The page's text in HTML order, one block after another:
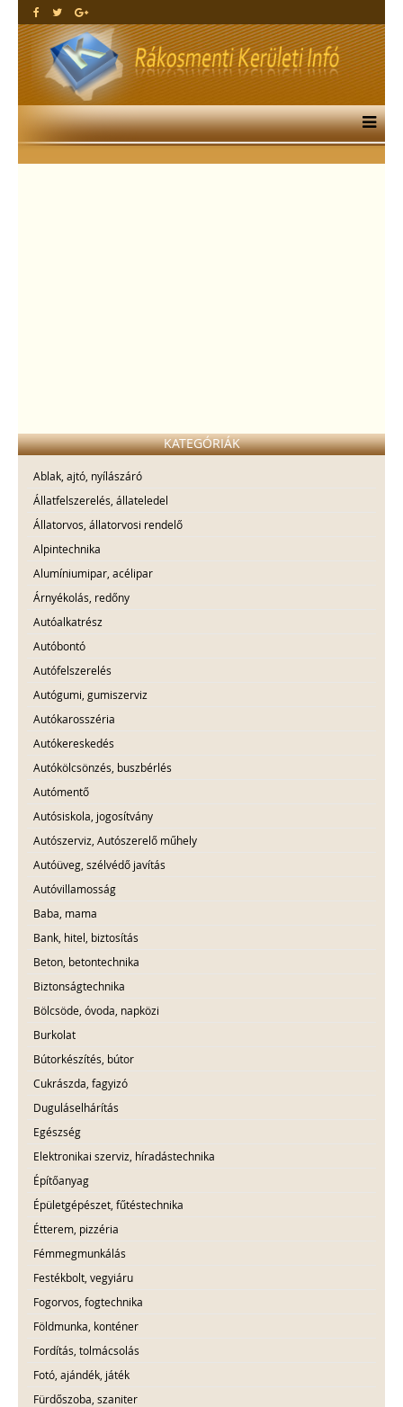
KATEGÓRIÁK
Ablak, ajtó, nyílászáró
Állatfelszerelés, állateledel
Állatorvos, állatorvosi rendelő
Alpintechnika
Alumíniumipar, acélipar
Árnyékolás, redőny
Autóalkatrész
Autóbontó
Autófelszerelés
Autógumi, gumiszerviz
Autókarosszéria
Autókereskedés
Autókölcsönzés, buszbérlés
Autómentő
Autósiskola, jogosítvány
Autószerviz, Autószerelő műhely
Autóüveg, szélvédő javítás
Autóvillamosság
Baba, mama
Bank, hitel, biztosítás
Beton, betontechnika
Biztonságtechnika
Bölcsöde, óvoda, napközi
Burkolat
Bútorkészítés, bútor
Cukrászda, fagyizó
Duguláselhárítás
Egészség
Elektronikai szerviz, híradástechnika
Építőanyag
Épületgépészet, fűtéstechnika
Étterem, pizzéria
Fémmegmunkálás
Festékbolt, vegyiáru
Fogorvos, fogtechnika
Földmunka, konténer
Fordítás, tolmácsolás
Fotó, ajándék, játék
Fürdőszoba, szaniter